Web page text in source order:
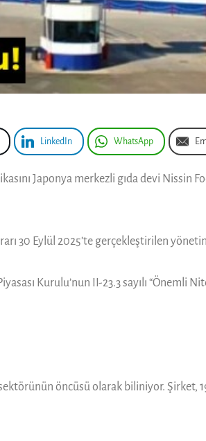
LinkedIn WhatsApp
Japonya merkezli gıda devi Nissin
30 Eylül 2025’te gerçekleştirilen
Kurulu’nun II-23.3 sayılı “Önemli
öncüsü olarak biliniyor. Şirket,